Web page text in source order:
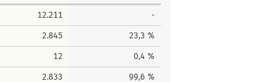
12.211 -
2.845 23,3 %
12 0,4 %
2.833 99,6 %